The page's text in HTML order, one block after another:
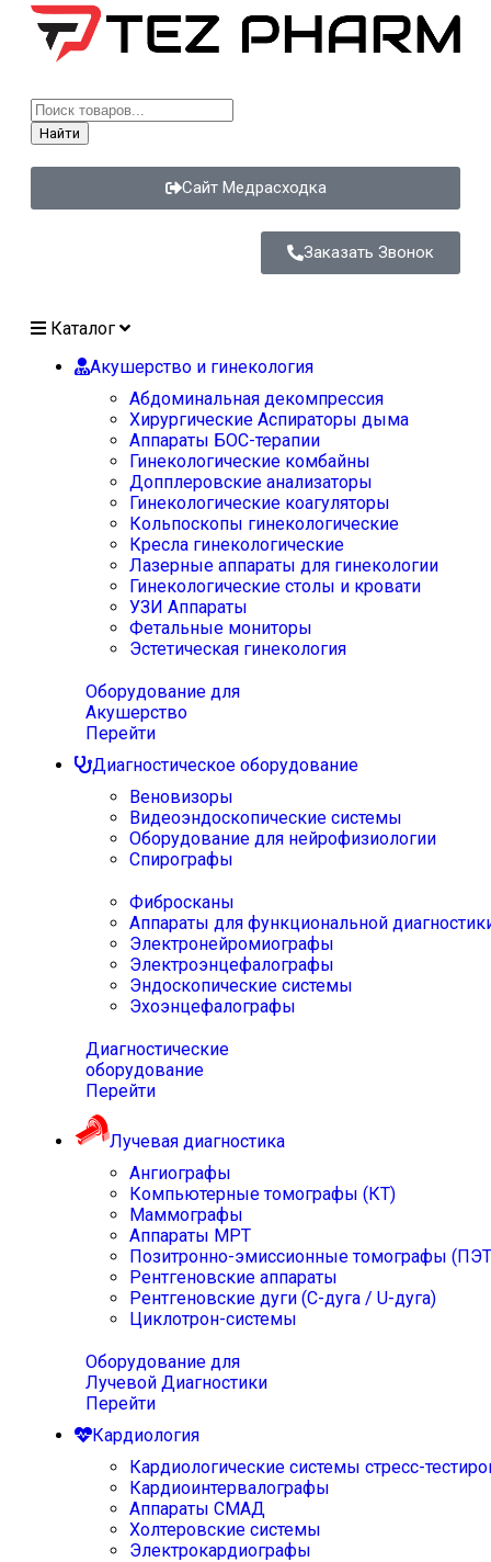
Найти
Сайт Медрасходка
Заказать Звонок
Каталог
Акушерство и гинекология
Абдоминальная декомпрессия
Хирургические Аспираторы дыма
Аппараты БОС-терапии
Гинекологические комбайны
Допплеровские анализаторы
Гинекологические коагуляторы
Кольпоскопы гинекологические
Кресла гинекологические
Лазерные аппараты для гинекологии
Гинекологические столы и кровати
УЗИ Аппараты
Фетальные мониторы
Эстетическая гинекология
Оборудование для
Акушерство
Перейти
Диагностическое оборудование
Веновизоры
Видеоэндоскопические системы
Оборудование для нейрофизиологии
Спирографы
Фибросканы
Аппараты для функциональной
Электронейромиографы
Электроэнцефалографы
Эндоскопические системы
Эхоэнцефалографы
Диагностические
оборудование
Перейти
Лучевая диагностика
Ангиографы
Компьютерные томографы (КТ)
Маммографы
Аппараты МРТ
Позитронно-эмиссионные томографы
Рентгеновские аппараты
Рентгеновские дуги (С-дуга / U-дуга)
Циклотрон-системы
Оборудование для
Лучевой Диагностики
Перейти
Кардиология
Кардиологические системы стресс-
Кардиоинтервалографы
Аппараты СМАД
Холтеровские системы
Электрокардиографы